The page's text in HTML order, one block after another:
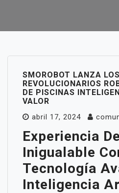
SMOROBOT LANZA LOS
REVOLUCIONARIOS
DE PISCINAS
VALOR
abril 17, 2024
Experiencia
Inigualable
Tecnología
Inteligencia